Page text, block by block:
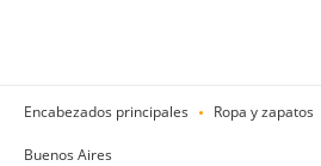
Encabezados principales Ropa y zapatos
Buenos Aires